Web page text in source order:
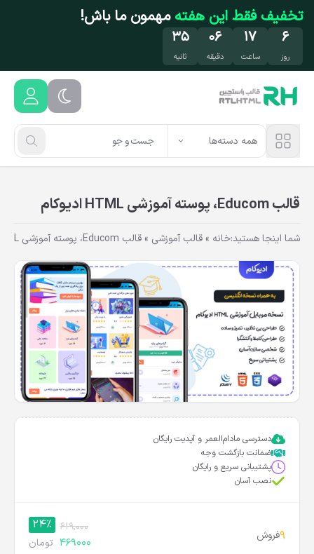
رفتن به محتوای اصلی
تخفیف فقط این هفتهمهمون ما باش!
۶
روز
۱۷
ساعت
۰۶
دقیقه
۳۴
ثانیه
همه دسته‌ها
قالب Educom، پوسته آموزشی HTML ادیوکام
شما اینجا هستید:خانه »قالب آموزشی »قالب Educom، پوسته آموزشی HTML ادیوکام
دسترسی مادام‌العمر و آپدیت رایگان
ضمانت بازگشت وجه
پشتیبانی سریع و رایگان
نصب آسان
9فروش
619,000
24%
469000 تومان